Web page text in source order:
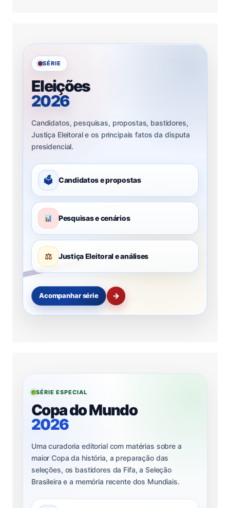
SÉRIE
Eleições
2026
Candidatos, pesquisas, propostas, bastidores,
Justiça Eleitoral e os principais fatos da disputa
presidencial.
🗳 Candidatos e propostas
Pesquisas e cenários
⚖ Justiça Eleitoral e análises
Acompanhar série →
SÉRIE ESPECIAL
Copa do Mundo
2026
Uma curadoria editorial com matérias sobre a
maior Copa da história, a preparação das
seleções, os bastidores da Fifa, a Seleção
Brasileira e a memória recente dos Mundiais.